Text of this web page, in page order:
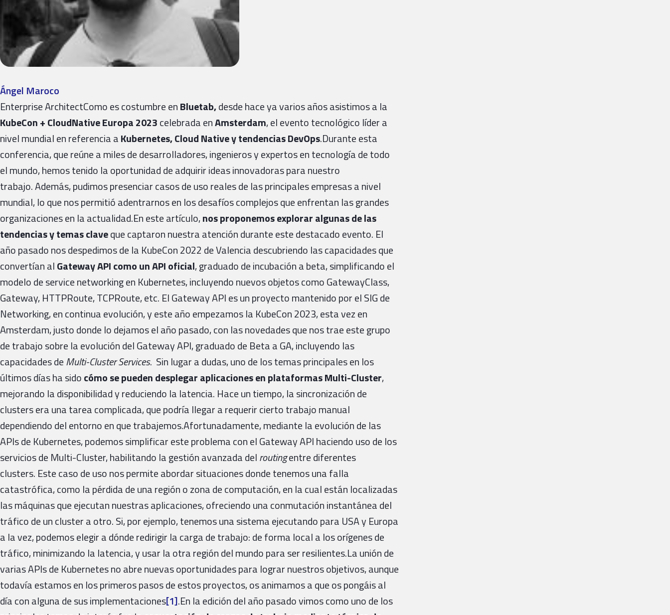
Ángel Maroco
Enterprise ArchitectComo es costumbre enBluetab,desde hace ya varios años asistimos a la
KubeCon + CloudNative Europa 2023celebrada enAmsterdam, el evento tecnológico líder a
nivel mundial en referencia aKubernetes, Cloud Native y tendencias DevOps.Durante esta
conferencia, que reúne a miles de desarrolladores, ingenieros y expertos en tecnología de todo
el mundo, hemos tenido la oportunidad de adquirir ideas innovadoras para nuestro
trabajo. Además, pudimos presenciar casos de uso reales de las principales empresas a nivel
mundial, lo que nos permitió adentrarnos en los desafíos complejos que enfrentan las grandes
organizaciones en la actualidad.En este artículo,nos proponemos explorar algunas de las
tendencias y temas claveque captaron nuestra atención durante este destacado evento. El
año pasado nos despedimos de la KubeCon 2022 de Valencia descubriendo las capacidades que
convertían alGateway API como un API oficial, graduado de incubación a beta, simplificando el
modelo de service networking en Kubernetes, incluyendo nuevos objetos como GatewayClass,
Gateway, HTTPRoute, TCPRoute, etc. El Gateway API es un proyecto mantenido por el SIG de
Networking, en continua evolución, y este año empezamos la KubeCon 2023, esta vez en
Amsterdam, justo donde lo dejamos el año pasado, con las novedades que nos trae este grupo
de trabajo sobre la evolución del Gateway API, graduado de Beta a GA, incluyendo las
capacidades deMulti-Cluster Services. Sin lugar a dudas, uno de los temas principales en los
últimos días ha sidocómo se pueden desplegar aplicaciones enplataformas Multi-Cluster,
mejorando la disponibilidad y reduciendo la latencia. Hace un tiempo, la sincronización de
clusters era una tarea complicada, que podría llegar a requerir cierto trabajo manual
dependiendo del entorno en que trabajemos.Afortunadamente, mediante la evolución de las
APIs de Kubernetes, podemos simplificar este problema con el Gateway API haciendo uso de los
servicios de Multi-Cluster, habilitando la gestión avanzada delroutingentre diferentes
clusters. Este caso de uso nos permite abordar situaciones donde tenemos una falla
catastrófica, como la pérdida de una región o zona de computación, en la cual están localizadas
las máquinas que ejecutan nuestras aplicaciones, ofreciendo una conmutación instantánea del
tráfico de un cluster a otro. Si, por ejemplo, tenemos una sistema ejecutando para USA y Europa
a la vez, podemos elegir a dónde redirigir la carga de trabajo: de forma local a los orígenes de
tráfico, minimizando la latencia, y usar la otra región del mundo para ser resilientes.La unión de
varias APIs de Kubernetes no abre nuevas oportunidades para lograr nuestros objetivos, aunque
todavía estamos en los primeros pasos de estos proyectos, os animamos a que os pongáis al
día con alguna de sus implementaciones[1].En la edición del año pasado vimos como uno de los